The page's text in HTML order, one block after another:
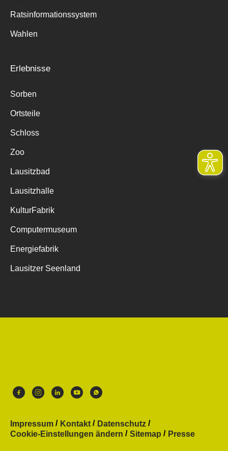
Ratsinformationssystem
Wahlen
Erlebnisse
Sorben
Ortsteile
Schloss
Zoo
Lausitzbad
Lausitzhalle
KulturFabrik
Computermuseum
Energiefabrik
Lausitzer Seenland
Impressum Kontakt
Datenschutz
Cookie-Einstellungen ändern
Sitemap Presse